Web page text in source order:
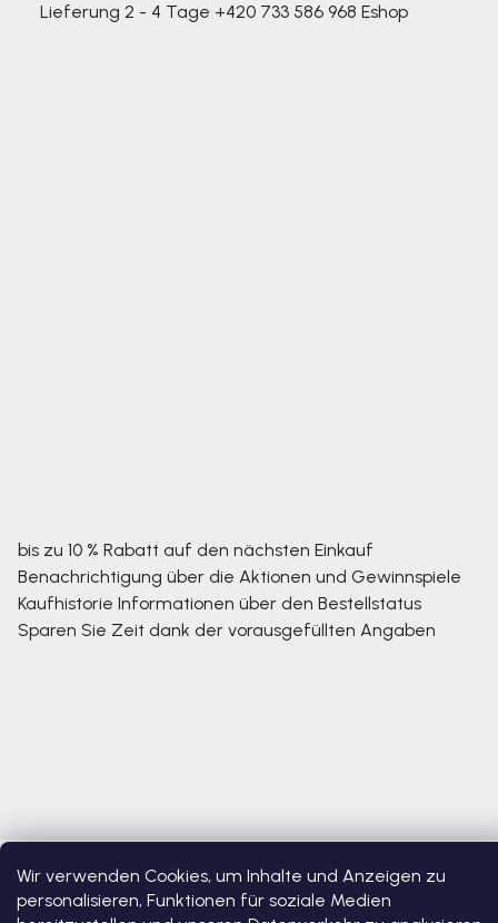
Wir verwenden Cookies, um Inhalte und Anzeigen zu
personalisieren, Funktionen für soziale Medien
Lieferung 2 - 4 Tage +420 733 586 968 Eshop
bis zu 10 % Rabatt auf den nächsten Einkauf
Benachrichtigung über die Aktionen und Gewinnspiele
Kaufhistorie Informationen über den Bestellstatus
Sparen Sie Zeit dank der vorausgefüllten Angaben
Copyright 2026Bosono. Alle Rechte vorbehalten.Cookie-
Einstellungen ändern